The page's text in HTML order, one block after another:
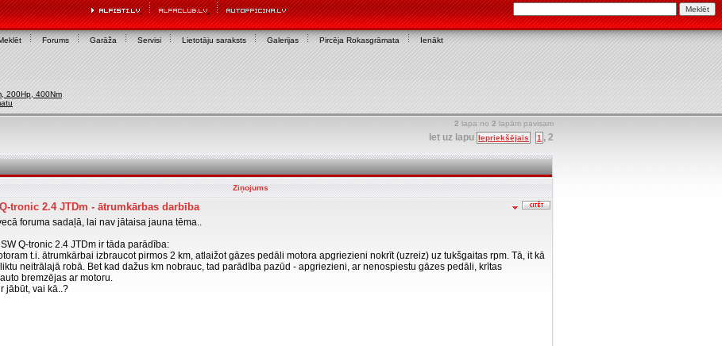
Forums Garāža Servisi Lietotāju saraksts Galerijas Pircēja Rokasgrāmata Ienākt
200Hp, 400Nm
2 lapa no 2 lapām pavisam
Iet uz lapu Iepriekšējais 1 , 2
Ziņojums
tronic 2.4 JTDm - ātrumkārbas darbība
foruma sadaļā, lai nav jātaisa jauna tēma..
Q-tronic 2.4 JTDm ir tāda parādība:
t.i. ātrumkārbai izbraucot pirmos 2 km, atlaižot gāzes pedāli motora apgriezieni nokrīt (uzreiz) uz tukšgaitas rpm. Tā, it kā
neitrālajā robā. Bet kad dažus km nobrauc, tad parādība pazūd - apgriezieni, ar nenospiestu gāzes pedāli, krītas
bremzējas ar motoru.
jābūt, vai kā..?